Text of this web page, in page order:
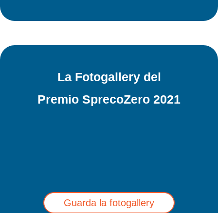
La Fotogallery del
Premio SprecoZero 2021
Guarda la fotogallery